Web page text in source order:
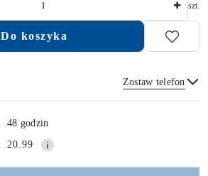
szt.
Do koszyka
Zostaw telefon
Wyślij
48 godzin
20.99